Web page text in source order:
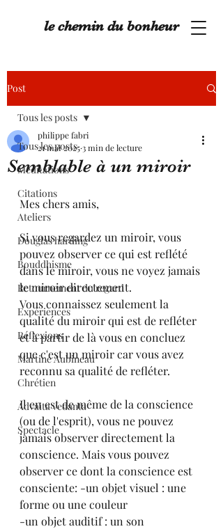
le chemin du bonheur
Post
Tous les posts
Méditations
Citations
Ateliers
Douglas harding
Bouddhisme
Retournement du regard
Expériences
Réflexions
Martine Aubineau
Chrétien
Advaita vedanta
Spectacle
Tous les posts
Semblable à un miroir
philippe fabri
21 mai 20253 min de lecture
Mes chers amis,
Si vous regardez un miroir, vous
pouvez observer ce qui est reflété
dans le miroir, vous ne voyez jamais
le miroir directement.
Vous connaissez seulement la
qualité du miroir qui est de refléter
et à partir de là vous en concluez
que c'est un miroir car vous avez
reconnu sa qualité de refléter.
Il en est de même de la conscience
(ou de l'esprit), vous ne pouvez
jamais observer directement la
conscience. Mais vous pouvez
observer ce dont la conscience est
consciente: -un objet visuel : une
forme ou une couleur
-un objet auditif : un son